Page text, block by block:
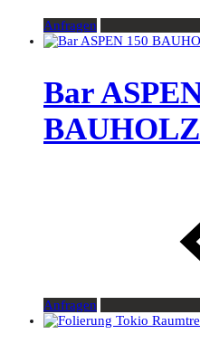
Anfragen
Bar
Anfragen